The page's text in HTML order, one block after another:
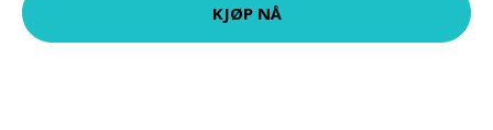
KJØP NÅ